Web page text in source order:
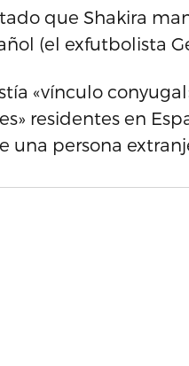
que Shakira
(el exfutbolista
«vínculo
residentes en
una persona